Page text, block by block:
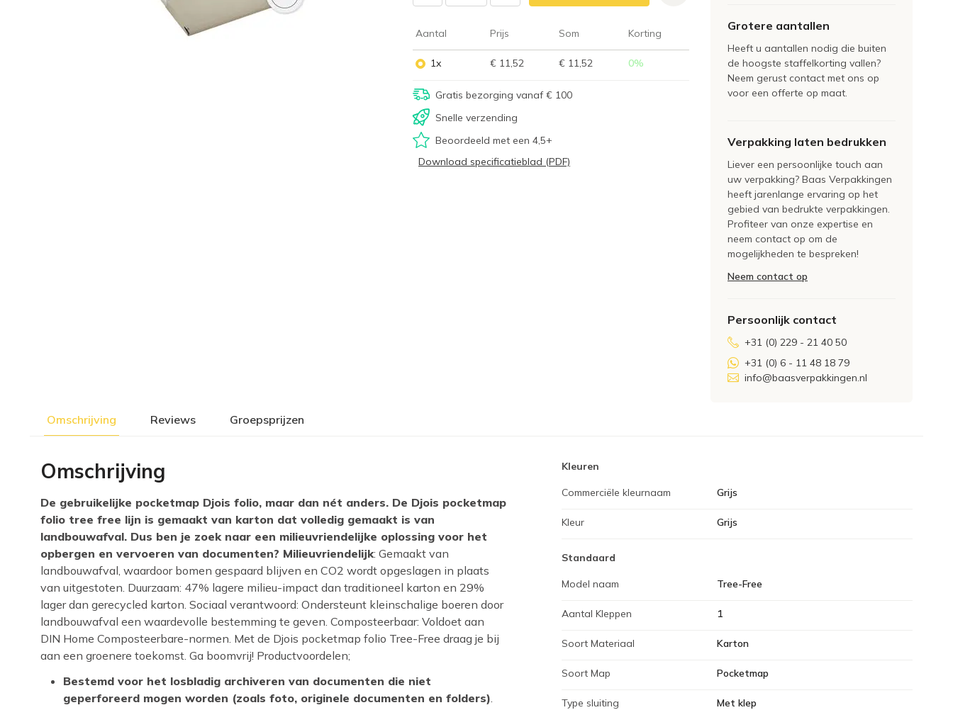
Aantal Prijs Som Korting
1x € 11,52 € 11,52 0%
Gratis bezorging vanaf € 100
Snelle verzending
Beoordeeld met een 4,5+
Download specificatieblad (PDF)
Grotere aantallen
Heeft u aantallen nodig die buiten
de hoogste staffelkorting vallen?
Neem gerust contact met ons op
voor een offerte op maat.
Verpakking laten bedrukken
Liever een persoonlijke touch aan
uw verpakking? Baas Verpakkingen
heeft jarenlange ervaring op het
gebied van bedrukte verpakkingen.
Profiteer van onze expertise en
neem contact op om de
mogelijkheden te bespreken!
Neem contact op
Persoonlijk contact
+31 (0) 229 - 21 40 50
+31 (0) 6 - 11 48 18 79
info@baasverpakkingen.nl
Omschrijving Reviews Groepsprijzen
Omschrijving
De gebruikelijke pocketmap Djois folio, maar dan nét anders. De Djois pocketmap
folio tree free lijn is gemaakt van karton dat volledig gemaakt is van
landbouwafval. Dus ben je zoek naar een milieuvriendelijke oplossing voor het
opbergen en vervoeren van documenten? Milieuvriendelijk: Gemaakt van
landbouwafval, waardoor bomen gespaard blijven en CO2 wordt opgeslagen in plaats
van uitgestoten. Duurzaam: 47% lagere milieu-impact dan traditioneel karton en 29%
lager dan gerecycled karton. Sociaal verantwoord: Ondersteunt kleinschalige boeren door
landbouwafval een waardevolle bestemming te geven. Composteerbaar: Voldoet aan
DIN Home Composteerbare-normen. Met de Djois pocketmap folio Tree-Free draag je bij
aan een groenere toekomst. Ga boomvrij! Productvoordelen;
Bestemd voor het losbladig archiveren van documenten die niet
geperforeerd mogen worden (zoals foto, originele documenten en folders).
Kleuren
Commerciële kleurnaam Grijs
Kleur Grijs
Standaard
Model naam Tree-Free
Aantal Kleppen 1
Soort Materiaal Karton
Soort Map Pocketmap
Type sluiting Met klep